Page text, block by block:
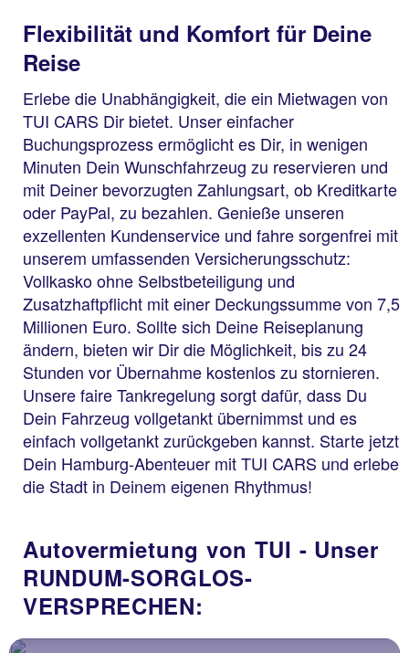
Flexibilität und Komfort für Deine
Reise
Erlebe die Unabhängigkeit, die ein Mietwagen von
TUI CARS Dir bietet. Unser einfacher
Buchungsprozess ermöglicht es Dir, in wenigen
Minuten Dein Wunschfahrzeug zu reservieren und
mit Deiner bevorzugten Zahlungsart, ob Kreditkarte
oder PayPal, zu bezahlen. Genieße unseren
exzellenten Kundenservice und fahre sorgenfrei mit
unserem umfassenden Versicherungsschutz:
Vollkasko ohne Selbstbeteiligung und
Zusatzhaftpflicht mit einer Deckungssumme von 7,5
Millionen Euro. Sollte sich Deine Reiseplanung
ändern, bieten wir Dir die Möglichkeit, bis zu 24
Stunden vor Übernahme kostenlos zu stornieren.
Unsere faire Tankregelung sorgt dafür, dass Du
Dein Fahrzeug vollgetankt übernimmst und es
einfach vollgetankt zurückgeben kannst. Starte jetzt
Dein Hamburg-Abenteuer mit TUI CARS und erlebe
die Stadt in Deinem eigenen Rhythmus!
Autovermietung von TUI - Unser
RUNDUM-SORGLOS-
VERSPRECHEN: